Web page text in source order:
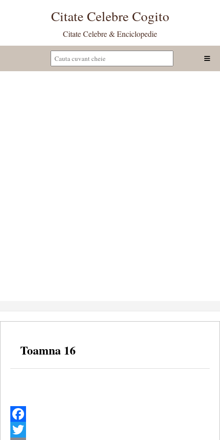
Citate Celebre Cogito
Citate Celebre & Enciclopedie
Toamna 16
Facebook